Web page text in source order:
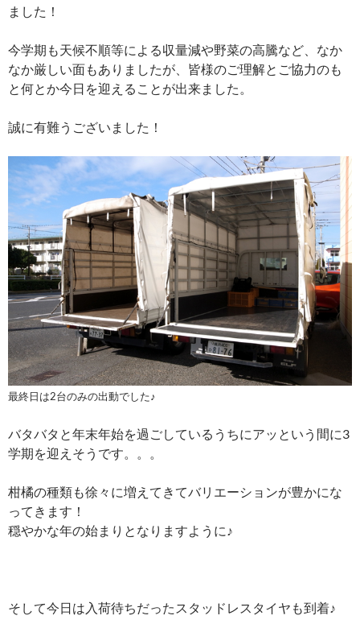
ました！
今学期も天候不順等による収量減や野菜の高騰など、なか
なか厳しい面もありましたが、皆様のご理解とご協力のも
と何とか今日を迎えることが出来ました。
誠に有難うございました！
最終日は2台のみの出動でした♪
バタバタと年末年始を過ごしているうちにアッという間に3
学期を迎えそうです。。。
柑橘の種類も徐々に増えてきてバリエーションが豊かにな
ってきます！
穏やかな年の始まりとなりますように♪
そして今日は入荷待ちだったスタッドレスタイヤも到着♪